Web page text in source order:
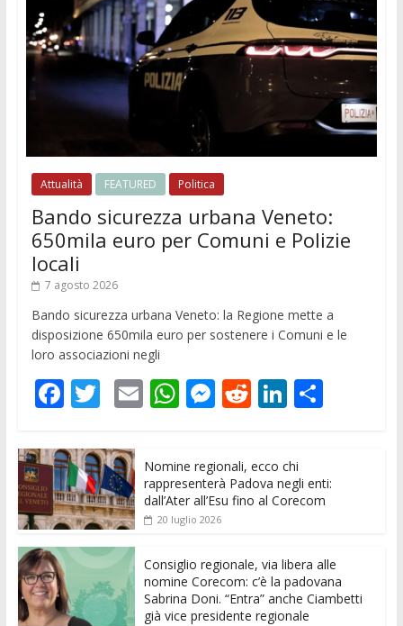
Attualità FEATURED Politica
Bando sicurezza urbana Veneto:
650mila euro per Comuni e Polizie
locali
7 agosto 2026
Bando sicurezza urbana Veneto: la Regione mette a
disposizione 650mila euro per sostenere i Comuni e le
loro associazioni negli
F
e
b
o
o
k
T
itt
er
E
l
W
s
A
p
p
M
ss
e
n
er
R
di
t
Li
k
e
dI
C
di
vi
Nomine regionali, ecco chi
rappresenterà Padova negli enti:
dall’Ater all’Esu fino al Corecom
20 luglio 2026
Consiglio regionale, via libera alle
nomine Corecom: c’è la padovana
Sabrina Doni. “Entra” anche Ciambetti
già vice presidente regionale